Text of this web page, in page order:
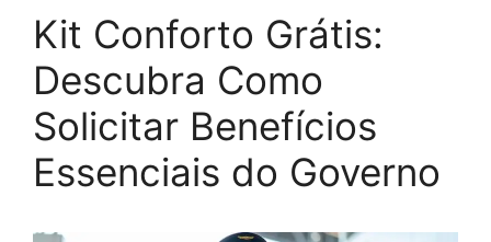
Kit Conforto Grátis:
Descubra Como
Solicitar Benefícios
Essenciais do Governo